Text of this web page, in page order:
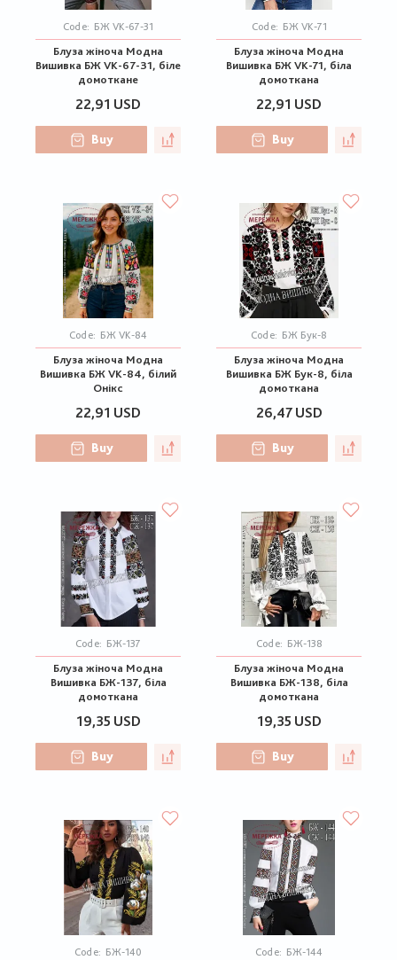
Code: БЖ VK-67-31
Блуза жіноча Модна
Вишивка БЖ VK-67-31, біле
домоткане
22,91 USD
Buy
Code: БЖ VK-71
Блуза жіноча Модна
Вишивка БЖ VK-71, біла
домоткана
22,91 USD
Buy
Code: БЖ VK-84
Блуза жіноча Модна
Вишивка БЖ VK-84, білий
Онікс
22,91 USD
Buy
Code: БЖ Бук-8
Блуза жіноча Модна
Вишивка БЖ Бук-8, біла
домоткана
26,47 USD
Buy
Code: БЖ-137
Блуза жіноча Модна
Вишивка БЖ-137, біла
домоткана
19,35 USD
Buy
Code: БЖ-138
Блуза жіноча Модна
Вишивка БЖ-138, біла
домоткана
19,35 USD
Buy
Code: БЖ-140 Code: БЖ-144